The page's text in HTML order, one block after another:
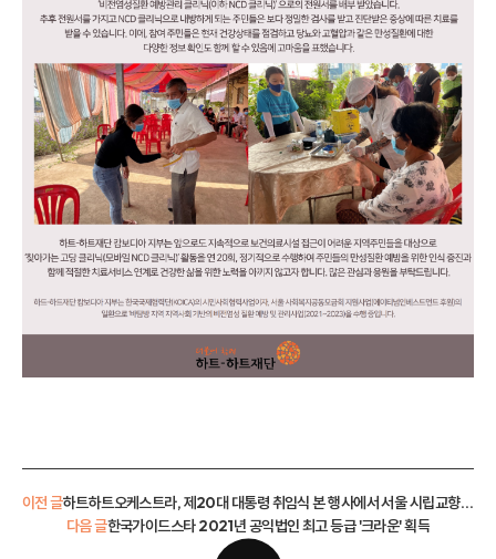
이전 글
하트하트오케스트라, 제20대 대통령 취임식 본 행사에서 서울 시립교향악단과 합동 연주
한국가이드스타 2021년 공익법인 최고 등급 '크라운' 획득
다음 글